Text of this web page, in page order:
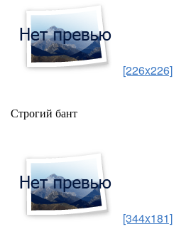
[226x226]
Строгий бант
[344x181]